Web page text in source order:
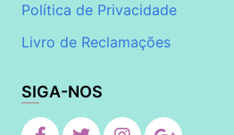
Política de Privacidade
Livro de Reclamações
SIGA-NOS